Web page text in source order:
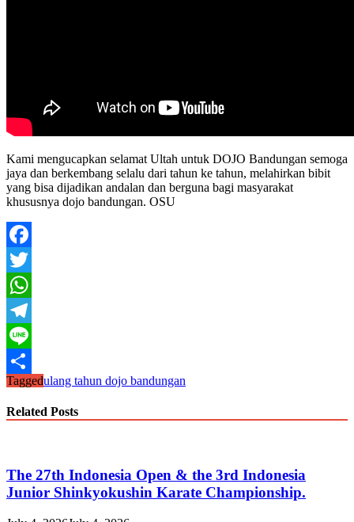
Kami mengucapkan selamat Ultah untuk DOJO Bandungan semoga
jaya dan berkembang selalu dari tahun ke tahun, melahirkan bibit
yang bisa dijadikan andalan dan berguna bagi masyarakat
khususnya dojo bandungan. OSU
Facebook
Twitter
WhatsApp
Telegram
Line
Share
Taggedulang tahun dojo bandungan
Related Posts
The 27th Indonesia Open & the 3rd Indonesia
Junior Shinkyokushin Karate Championship.